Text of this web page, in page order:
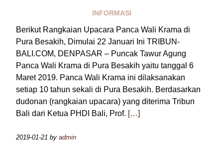
INFORMASI
Berikut Rangkaian Upacara Panca Wali Krama di
Pura Besakih, Dimulai 22 Januari Ini TRIBUN-
BALI.COM, DENPASAR – Puncak Tawur Agung
Panca Wali Krama di Pura Besakih yaitu tanggal 6
Maret 2019. Panca Wali Krama ini dilaksanakan
setiap 10 tahun sekali di Pura Besakih. Berdasarkan
dudonan (rangkaian upacara) yang diterima Tribun
Bali dari Ketua PHDI Bali, Prof.
[…]
2019-01-21 by admin